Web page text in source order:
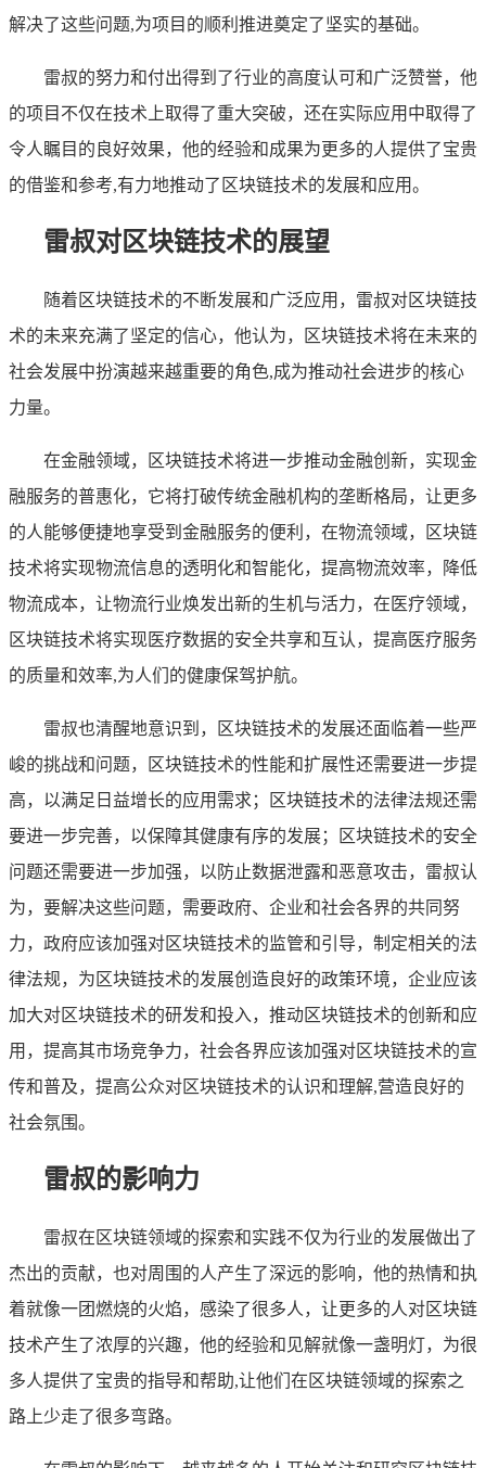
解决了这些问题,为项目的顺利推进奠定了坚实的基础。
雷叔的努力和付出得到了行业的高度认可和广泛赞誉，他
的项目不仅在技术上取得了重大突破，还在实际应用中取得了
令人瞩目的良好效果，他的经验和成果为更多的人提供了宝贵
的借鉴和参考,有力地推动了区块链技术的发展和应用。
雷叔对区块链技术的展望
随着区块链技术的不断发展和广泛应用，雷叔对区块链技
术的未来充满了坚定的信心，他认为，区块链技术将在未来的
社会发展中扮演越来越重要的角色,成为推动社会进步的核心
力量。
在金融领域，区块链技术将进一步推动金融创新，实现金
融服务的普惠化，它将打破传统金融机构的垄断格局，让更多
的人能够便捷地享受到金融服务的便利，在物流领域，区块链
技术将实现物流信息的透明化和智能化，提高物流效率，降低
物流成本，让物流行业焕发出新的生机与活力，在医疗领域，
区块链技术将实现医疗数据的安全共享和互认，提高医疗服务
的质量和效率,为人们的健康保驾护航。
雷叔也清醒地意识到，区块链技术的发展还面临着一些严
峻的挑战和问题，区块链技术的性能和扩展性还需要进一步提
高，以满足日益增长的应用需求；区块链技术的法律法规还需
要进一步完善，以保障其健康有序的发展；区块链技术的安全
问题还需要进一步加强，以防止数据泄露和恶意攻击，雷叔认
为，要解决这些问题，需要政府、企业和社会各界的共同努
力，政府应该加强对区块链技术的监管和引导，制定相关的法
律法规，为区块链技术的发展创造良好的政策环境，企业应该
加大对区块链技术的研发和投入，推动区块链技术的创新和应
用，提高其市场竞争力，社会各界应该加强对区块链技术的宣
传和普及，提高公众对区块链技术的认识和理解,营造良好的
社会氛围。
雷叔的影响力
雷叔在区块链领域的探索和实践不仅为行业的发展做出了
杰出的贡献，也对周围的人产生了深远的影响，他的热情和执
着就像一团燃烧的火焰，感染了很多人，让更多的人对区块链
技术产生了浓厚的兴趣，他的经验和见解就像一盏明灯，为很
多人提供了宝贵的指导和帮助,让他们在区块链领域的探索之
路上少走了很多弯路。